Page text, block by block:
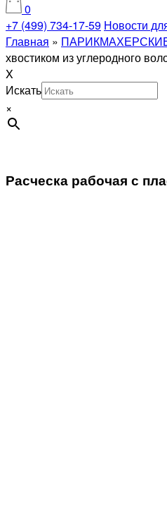
0
+7 (499) 734-17-59 Новости
Главная »
хвостиком из углеродного
X
Искать
×
Расческа рабочая с